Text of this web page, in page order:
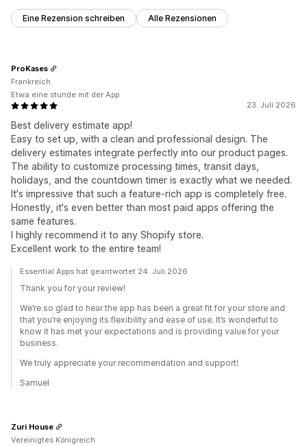
Eine Rezension schreiben Alle Rezensionen
23. Juli 2026
Best delivery estimate app!
Easy to set up, with a clean and professional design. The
delivery estimates integrate perfectly into our product pages.
The ability to customize processing times, transit days,
holidays, and the countdown timer is exactly what we needed.
It's impressive that such a feature-rich app is completely free.
Honestly, it's even better than most paid apps offering the
same features.
I highly recommend it to any Shopify store.
Excellent work to the entire team!
ProKases
Frankreich
Etwa eine stunde mit der App
Essential Apps hat geantwortet 24. Juli 2026
Thank you for your review!
We’re so glad to hear the app has been a great fit for your store and
that you’re enjoying its flexibility and ease of use. It’s wonderful to
know it has met your expectations and is providing value for your
business.
We truly appreciate your recommendation and support!
Samuel
Zuri House
Vereinigtes Königreich